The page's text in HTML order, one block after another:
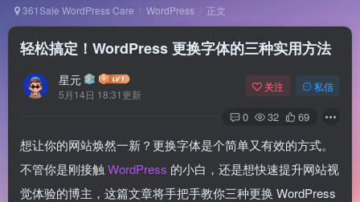
361Sale WordPress Care WordPress 正文
轻松搞定！WordPress 更换字体的三种实用方法
星元
5月14日 18:31更新
关注 私信
0 32 69
想让你的网站焕然一新？更换字体是个简单又有效的方式。
不管你是刚接触 WordPress 的小白，还是想快速提升网站视
觉体验的博主，这篇文章将手把手教你三种更换 WordPress